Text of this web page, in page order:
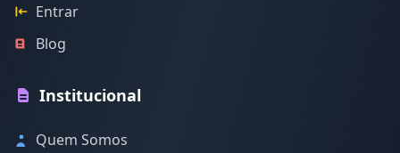
Entrar
Blog
Institucional
Quem Somos